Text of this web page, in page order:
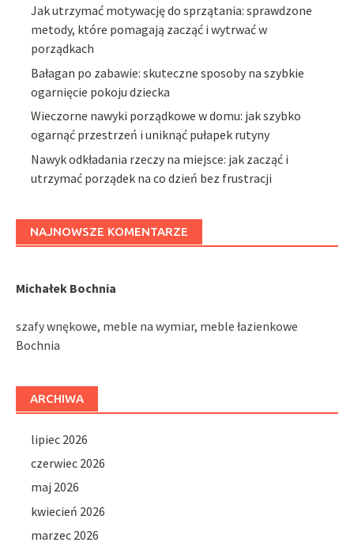
Jak utrzymać motywację do sprzątania: sprawdzone
metody, które pomagają zacząć i wytrwać w
porządkach
Bałagan po zabawie: skuteczne sposoby na szybkie
ogarnięcie pokoju dziecka
Wieczorne nawyki porządkowe w domu: jak szybko
ogarnąć przestrzeń i uniknąć pułapek rutyny
Nawyk odkładania rzeczy na miejsce: jak zacząć i
utrzymać porządek na co dzień bez frustracji
NAJNOWSZE KOMENTARZE
Michałek Bochnia
szafy wnękowe, meble na wymiar, meble łazienkowe
Bochnia
ARCHIWA
lipiec 2026
czerwiec 2026
maj 2026
kwiecień 2026
marzec 2026